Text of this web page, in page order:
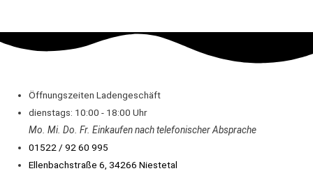
Öffnungszeiten Ladengeschäft
dienstags: 10:00 - 18:00 Uhr
Mo. Mi. Do.Fr. Einkaufennach telefonischer Absprache
01522 / 92 60 995
Ellenbachstraße 6, 34266 Niestetal